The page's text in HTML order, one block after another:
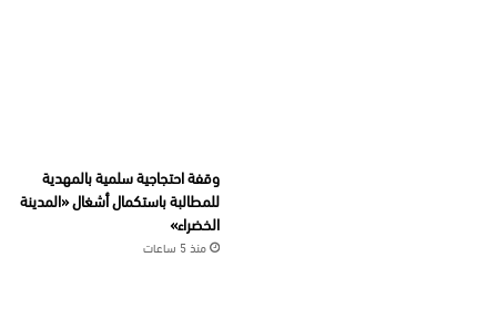
وقفة احتجاجية سلمية بالمهدية
للمطالبة باستكمال أشغال «المدينة
الخضراء»
منذ 5 ساعات